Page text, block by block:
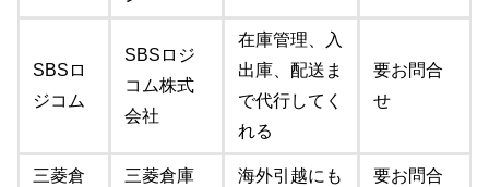
SBSロ
ジコム
SBSロジ
コム株式
会社
在庫管理、入
出庫、配送ま
で代行してく
れる
要お問合
せ
三菱倉
三菱倉庫
海外引越にも
要お問合